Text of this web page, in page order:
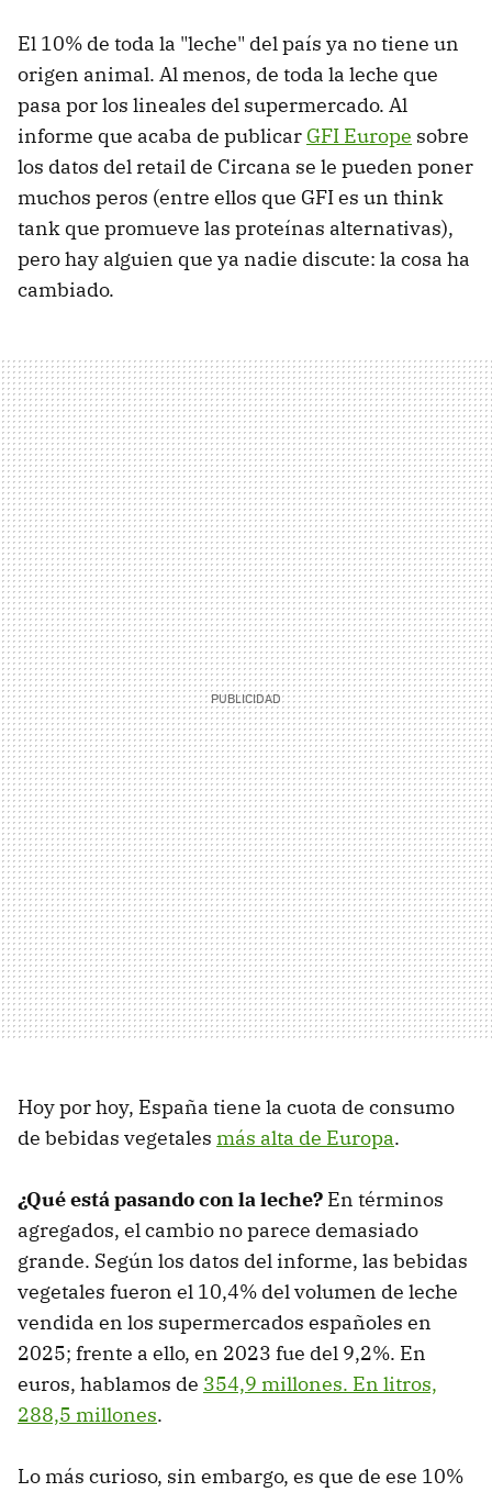
El 10% de toda la "leche" del país ya no tiene un
origen animal. Al menos, de toda la leche que
pasa por los lineales del supermercado. Al
informe que acaba de publicar GFI Europe sobre
los datos del retail de Circana se le pueden poner
muchos peros (entre ellos que GFI es un think
tank que promueve las proteínas alternativas),
pero hay alguien que ya nadie discute: la cosa ha
cambiado.
Hoy por hoy, España tiene la cuota de consumo
de bebidas vegetales más alta de Europa.
¿Qué está pasando con la leche? En términos
agregados, el cambio no parece demasiado
grande. Según los datos del informe, las bebidas
vegetales fueron el 10,4% del volumen de leche
vendida en los supermercados españoles en
2025; frente a ello, en 2023 fue del 9,2%. En
euros, hablamos de 354,9 millones. En litros,
288,5 millones.
Lo más curioso, sin embargo, es que de ese 10%